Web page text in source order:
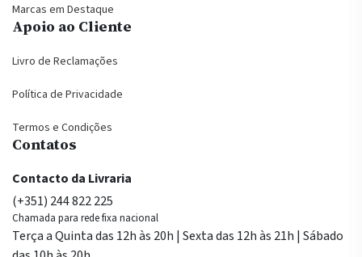
Marcas em Destaque
Apoio ao Cliente
Livro de Reclamações
Política de Privacidade
Termos e Condições
Contatos
Contacto da Livraria
(+351) 244 822 225
Chamada para rede fixa nacional
Terça a Quinta das 12h às 20h | Sexta das 12h às 21h | Sábado